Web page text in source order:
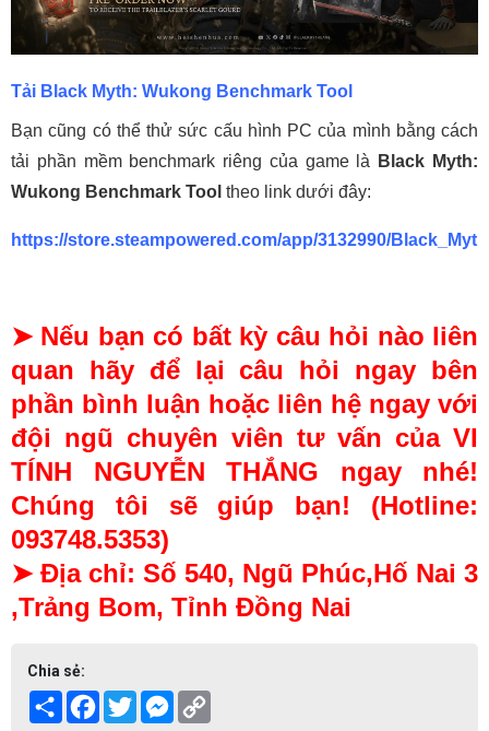
Tải Black Myth: Wukong Benchmark Tool
Bạn cũng có thể thử sức cấu hình PC của mình bằng cách
tải phần mềm benchmark riêng của game là
Black Myth:
Wukong Benchmark Tool theo link dưới đây:
https://store.steampowered.com/app/3132990/
➤ Nếu bạn có bất kỳ câu hỏi nào liên
quan hãy để lại câu hỏi ngay bên
phần bình luận hoặc liên hệ ngay với
đội ngũ chuyên viên tư vấn của VI
TÍNH NGUYỄN THẮNG ngay nhé!
Chúng tôi sẽ giúp bạn! (Hotline:
093748.5353)
➤ Địa chỉ: Số 540, Ngũ Phúc,Hố Nai 3
,Trảng Bom, Tỉnh Đồng Nai
Chia sẻ:
Share Facebook
TwitterMessenger